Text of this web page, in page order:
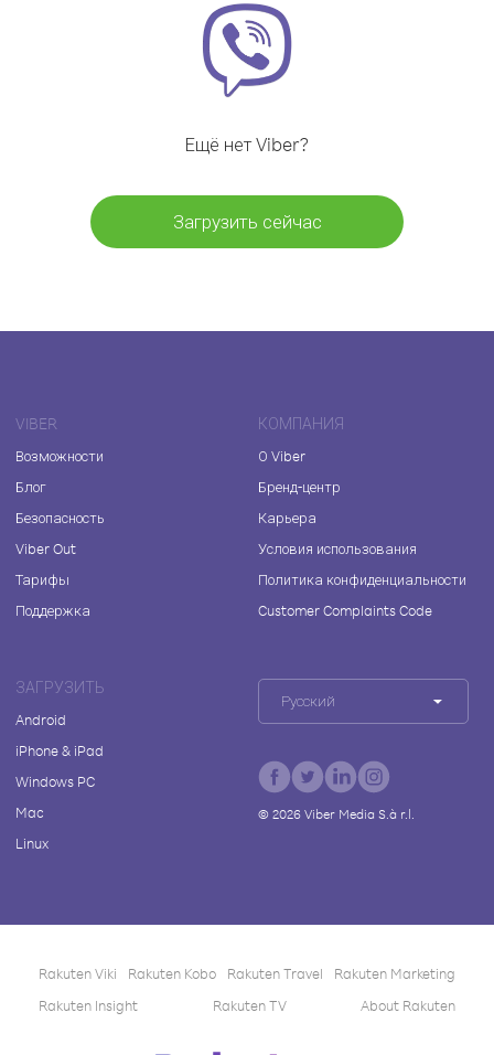
Ещё нет Viber?
Загрузить сейчас
VIBER
Возможности
Блог
Безопасность
Viber Out
Тарифы
Поддержка
КОМПАНИЯ
О Viber
Бренд-центр
Карьера
Условия использования
Политика конфиденциальности
Customer Complaints Code
ЗАГРУЗИТЬ
Android
iPhone & iPad
Windows PC
Mac
Linux
Русский
© 2026Viber Media S.à r.l.
Rakuten Viki Rakuten Kobo Rakuten Travel
Rakuten Marketing
Rakuten Insight
Rakuten TV About Rakuten